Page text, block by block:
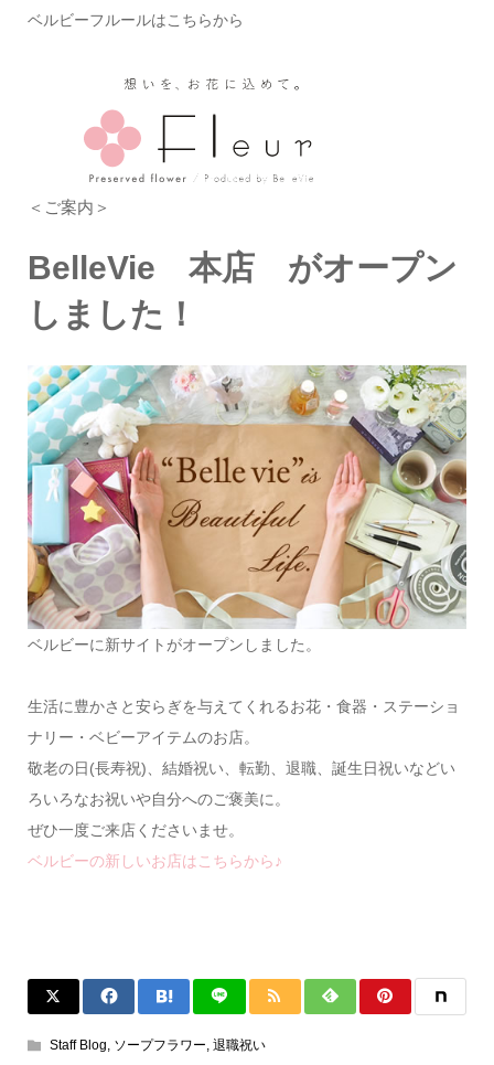
ベルビーフルールはこちらから
＜ご案内＞
BelleVie 本店 がオープン
しました！
ベルビーに新サイトがオープンしました。
生活に豊かさと安らぎを与えてくれるお花・食器・ステーショ
ナリー・ベビーアイテムのお店。
敬老の日(長寿祝)、結婚祝い、転勤、退職、誕生日祝いなどい
ろいろなお祝いや自分へのご褒美に。
ぜひ一度ご来店くださいませ。
ベルビーの新しいお店はこちらから♪
Staff Blog, ソープフラワー, 退職祝い